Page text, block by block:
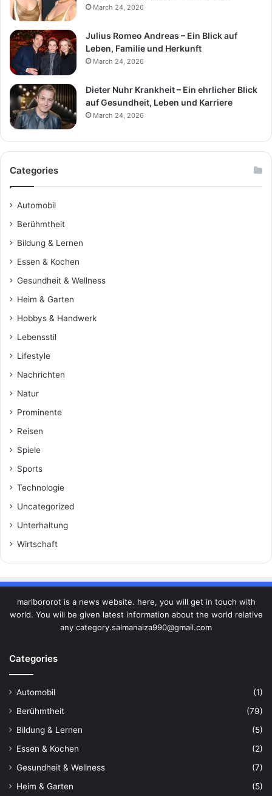
March 24, 2026
Julius Romeo Andreas – Ein Blick auf
Leben, Familie und Herkunft
March 24, 2026
Dieter Nuhr Krankheit – Ein ehrlicher Blick
auf Gesundheit, Leben und Karriere
March 24, 2026
Categories
Automobil
Berühmtheit
Bildung & Lernen
Essen & Kochen
Gesundheit & Wellness
Heim & Garten
Hobbys & Handwerk
Lebensstil
Lifestyle
Nachrichten
Natur
Prominente
Reisen
Spiele
Sports
Technologie
Uncategorized
Unterhaltung
Wirtschaft
marlbororot is a news website. here, you will get in touch with
world. You will be given latest information about the world relative
any category.salmanaiza990@gmail.com
Categories
Automobil
(1)
Berühmtheit
(79)
Bildung & Lernen
(5)
Essen & Kochen
(2)
Gesundheit & Wellness
(7)
Heim & Garten
(5)